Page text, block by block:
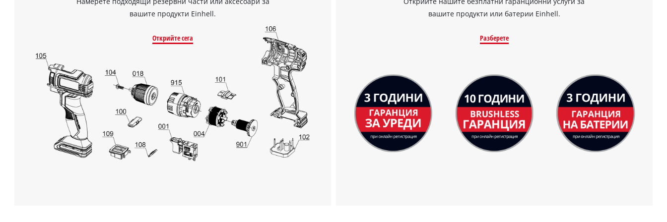
вашите продукти Einhell.
Открийте сега
вашите продукти или батерии Einhell.
Разберете